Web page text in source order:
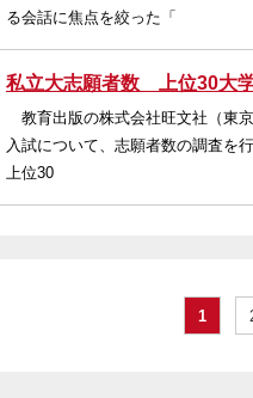
る会話に焦点を絞った「
私立大志願者数 上位30大
教育出版の株式会社旺文社（東
入試について、志願者数の調査を
上位30
1